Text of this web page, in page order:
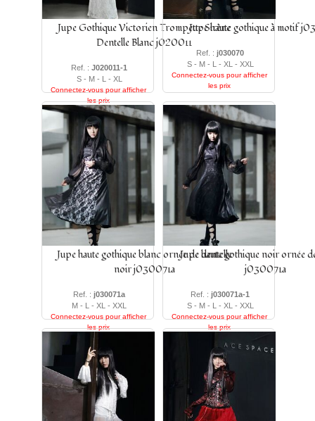
Jupe Gothique Victorien Trompette Sirène
Dentelle Blanc j020011
Ref. : J020011-1
S - M - L - XL
Connectez-vous pour afficher
les prix
Jupe haute gothique à motif
Ref. : j030070
S - M - L - XL - XXL
Connectez-vous pour afficher
les prix
Jupe haute gothique blanc ornée de dentelle
noir j030071a
Ref. : j030071a
M - L - XL - XXL
Connectez-vous pour afficher
les prix
Jupe haute gothique noir ornée
j030071a
Ref. : j030071a-1
S - M - L - XL - XXL
Connectez-vous pour afficher
les prix